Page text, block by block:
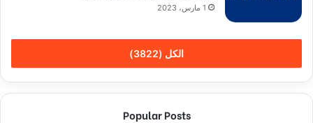
1 مارس، 2023
الكل (3822)
Popular Posts